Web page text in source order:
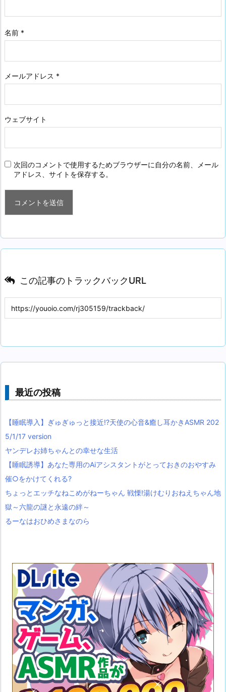
名前 *
メールアドレス *
ウェブサイト
次回のコメントで使用するためブラウザーに自分の名前、メール
アドレス、サイトを保存する。
この記事のトラックバックURL
最近の投稿
【睡眠導入】ぎゅぎゅっと接近!?天使の心音&癒し耳かきASMR 202
5/1/17 version
ヤンデレお姉ちゃんとの幸せな生活
【睡眠誘導】あなた専用のAiアシスタントがとっておきのおやすみ
催○をかけてくれる?
ちょっとエッチなねこめがねーちゃん 戦慄!湯けむりおねえちゃん地
獄～六龍の謎と永遠の絆～
るーなはおひめさまなのら